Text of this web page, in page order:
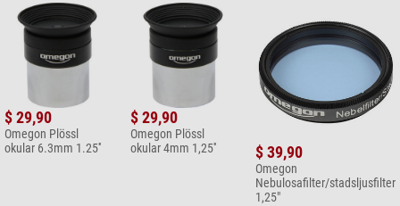
$ 29,90
Omegon Plössl
okular 6.3mm 1.25''
$ 29,90
Omegon Plössl
okular 4mm 1,25''
$ 39,90
Omegon
Nebulosafilter/stadsljusfilter
1,25"